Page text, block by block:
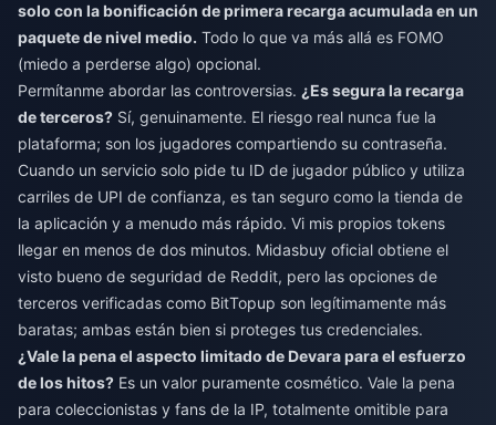
solo con la bonificación de primera recarga acumulada en un
paquete de nivel medio. Todo lo que va más allá es FOMO
(miedo a perderse algo) opcional.
Permítanme abordar las controversias. ¿Es segura la recarga
de terceros? Sí, genuinamente. El riesgo real nunca fue la
plataforma; son los jugadores compartiendo su contraseña.
Cuando un servicio solo pide tu ID de jugador público y utiliza
carriles de UPI de confianza, es tan seguro como la tienda de
la aplicación y a menudo más rápido. Vi mis propios tokens
llegar en menos de dos minutos. Midasbuy oficial obtiene el
visto bueno de seguridad de Reddit, pero las opciones de
terceros verificadas como BitTopup son legítimamente más
baratas; ambas están bien si proteges tus credenciales.
¿Vale la pena el aspecto limitado de Devara para el esfuerzo
de los hitos? Es un valor puramente cosmético. Vale la pena
para coleccionistas y fans de la IP, totalmente omitible para